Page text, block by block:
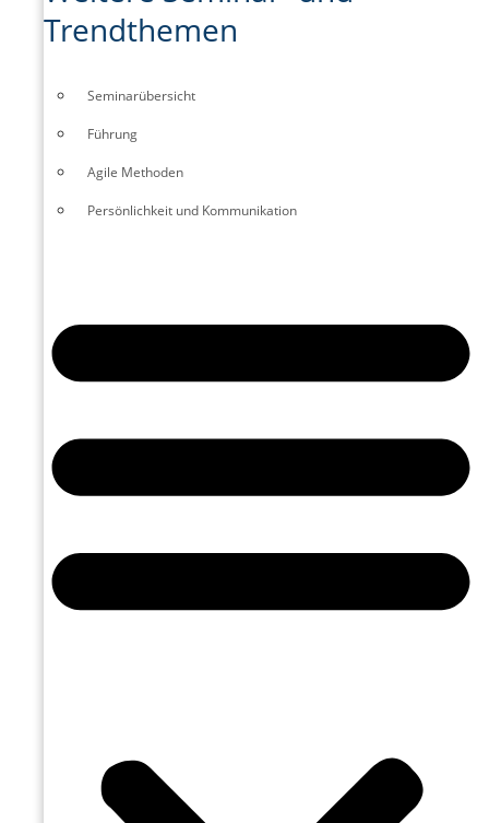
Trendthemen
Seminarübersicht
Führung
Agile Methoden
Persönlichkeit und Kommunikation